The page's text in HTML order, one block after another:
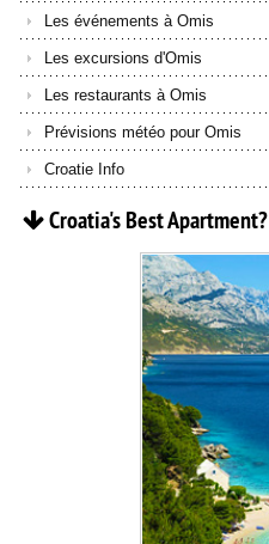
Les événements à Omis
Les excursions d'Omis
Les restaurants à Omis
Prévisions météo pour Omis
Croatie Info
Croatia'sBestApartment?